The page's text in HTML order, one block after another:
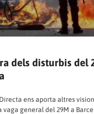
dels disturbis del
ens aporta altres
vaga general del 29M a